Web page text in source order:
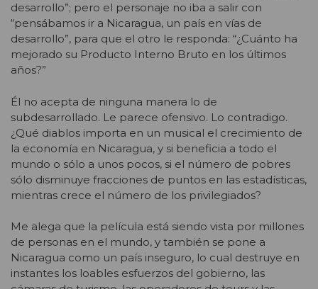
desarrollo”; pero el personaje no iba a salir con
“pensábamos ir a Nicaragua, un país en vías de
desarrollo”, para que el otro le responda: “¿Cuánto ha
mejorado su Producto Interno Bruto en los últimos
años?”
Él no acepta de ninguna manera lo de
subdesarrollado. Le parece ofensivo. Lo contradigo.
¿Qué diablos importa en un musical el crecimiento de
la economía en Nicaragua, y si beneficia a todo el
mundo o sólo a unos pocos, si el número de pobres
sólo disminuye fracciones de puntos en las estadísticas,
mientras crece el número de los privilegiados?
Me alega que la película está siendo vista por millones
de personas en el mundo, y también se pone a
Nicaragua como un país inseguro, lo cual destruye en
instantes los loables esfuerzos del gobierno, las